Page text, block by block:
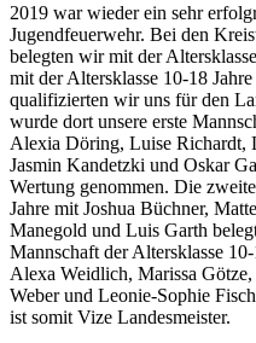
2019 war wieder ein sehr
Jugendfeuerwehr. Bei den
belegten wir mit der
mit der Altersklasse 10-18
qualifizierten wir uns für den
wurde dort unsere erste
Alexia Döring, Luise Richardt,
Jasmin Kandetzki und Oskar
Wertung genommen. Die
Jahre mit Joshua Büchner,
Manegold und Luis Garth
Mannschaft der Altersklasse
Alexa Weidlich, Marissa
Weber und Leonie-Sophie
ist somit Vize Landesmeister.